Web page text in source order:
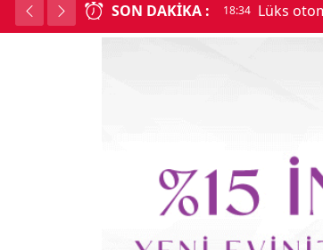
SON DAKIKA : 18:34 Lüks